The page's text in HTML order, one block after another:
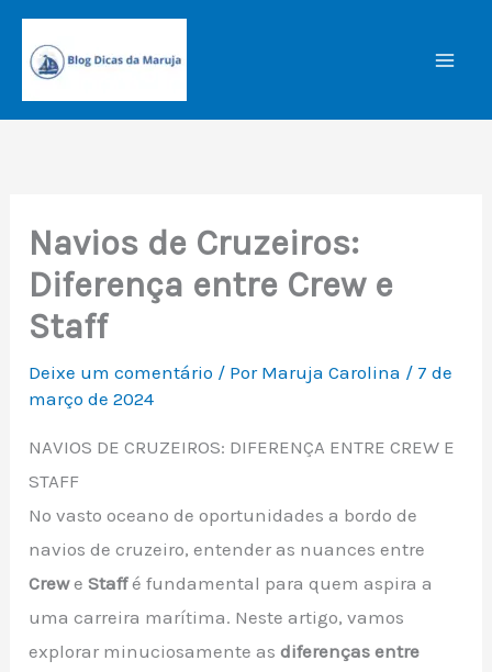
para
conteúdo
Navios de Cruzeiros:
Diferença entre Crew e
Staff
Deixe um comentário / Por Maruja Carolina / 7 de
março de 2024
NAVIOS DE CRUZEIROS: DIFERENÇA ENTRE CREW E
STAFF
No vasto oceano de oportunidades a bordo de
navios de cruzeiro, entender as nuances entre
CreweStaffé fundamental para quem aspira a
uma carreira marítima. Neste artigo, vamos
explorar minuciosamente asdiferenças entre